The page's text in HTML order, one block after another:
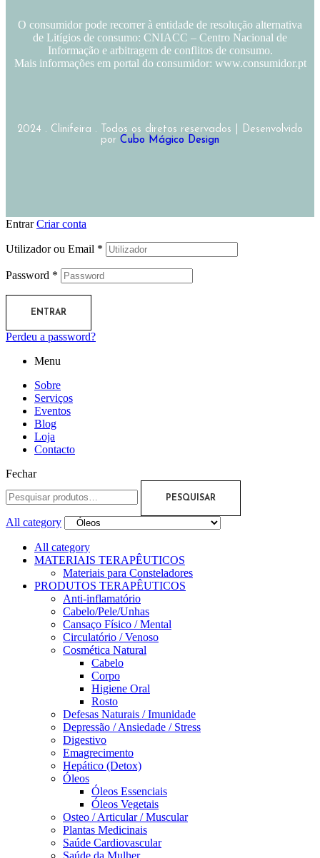
O consumidor pode recorrer à entidade de resolução alternativa
de Litígios de consumo: CNIACC – Centro Nacional de
Informação e arbitragem de conflitos de consumo.
Mais informações em portal do consumidor: www.consumidor.pt
2024 . Clinifeira . Todos os diretos reservados | Desenvolvido
por Cubo Mágico Design
Entrar Criar conta
Utilizador ou Email *
Password *
ENTRAR
Perdeu a password?
Menu
Sobre
Serviços
Eventos
Blog
Loja
Contacto
Fechar
PESQUISAR
All category
All category
MATERIAIS TERAPÊUTICOS
Materiais para Consteladores
PRODUTOS TERAPÊUTICOS
Anti-inflamatório
Cabelo/Pele/Unhas
Cansaço Físico / Mental
Circulatório / Venoso
Cosmética Natural
Cabelo
Corpo
Higiene Oral
Rosto
Defesas Naturais / Imunidade
Depressão / Ansiedade / Stress
Digestivo
Emagrecimento
Hepático (Detox)
Óleos
Óleos Essenciais
Óleos Vegetais
Osteo / Articular / Muscular
Plantas Medicinais
Saúde Cardiovascular